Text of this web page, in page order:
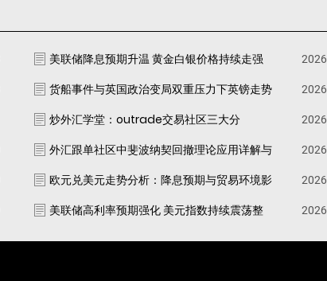
美联储降息预期升温 黄金白银价格持续走强
货船事件与英国政治变局双重压力下英镑走势
炒外汇学堂：outrade交易社区三大分
外汇跟单社区中斐波纳契回撤理论应用详解与
欧元兑美元走势分析：降息预期与贸易环境影
美联储高利率预期强化 美元指数持续震荡整